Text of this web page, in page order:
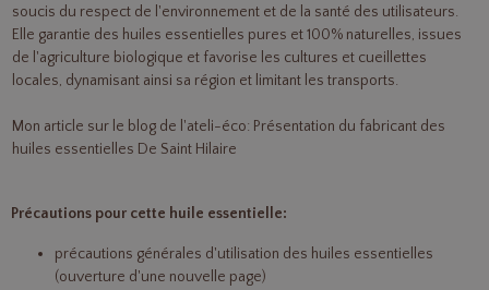
soucis du respect de l'environnement et de la santé des utilisateurs.
Elle garantie des huiles essentielles pures et 100% naturelles, issues
de l'agriculture biologique et favorise les cultures et cueillettes
locales, dynamisant ainsi sa région et limitant les transports.
Mon article sur le blog de l'ateli-éco: Présentation du fabricant des
huiles essentielles De Saint Hilaire
Précautions pour cette huile essentielle:
précautions générales d'utilisation des huiles essentielles
(ouverture d'une nouvelle page)